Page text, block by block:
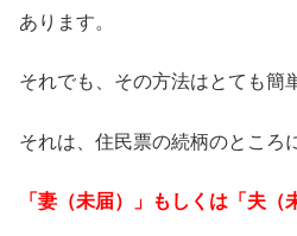
あります。
それでも、その方法はとても簡
それは、住民票の続柄のところ
「妻（未届）」もしくは「夫（